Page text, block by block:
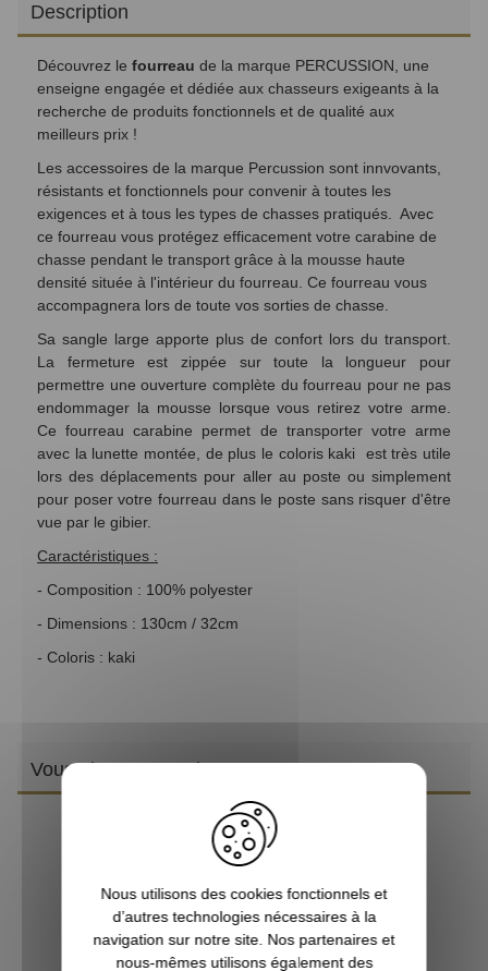
Description
Découvrez le fourreau de la marque PERCUSSION, une
enseigne engagée et dédiée aux chasseurs exigeants à la
recherche de produits fonctionnels et de qualité aux
meilleurs prix !
Les accessoires de la marque Percussion sont innvovants,
résistants et fonctionnels pour convenir à toutes les
exigences et à tous les types de chasses pratiqués. Avec
ce fourreau vous protégez efficacement votre carabine de
chasse pendant le transport grâce à la mousse haute
densité située à l'intérieur du fourreau. Ce fourreau vous
accompagnera lors de toute vos sorties de chasse.
Sa sangle large apporte plus de confort lors du transport.
La fermeture est zippée sur toute la longueur pour
permettre une ouverture complète du fourreau pour ne pas
endommager la mousse lorsque vous retirez votre arme.
Ce fourreau carabine permet de transporter votre arme
avec la lunette montée, de plus le coloris kaki est très utile
lors des déplacements pour aller au poste ou simplement
pour poser votre fourreau dans le poste sans risquer d'être
vue par le gibier.
Caractéristiques :
- Composition : 100% polyester
- Dimensions : 130cm / 32cm
- Coloris : kaki
Vous aimerez aussi
Nous utilisons des cookies fonctionnels et
d’autres technologies nécessaires à la
navigation sur notre site. Nos partenaires et
nous-mêmes utilisons également des